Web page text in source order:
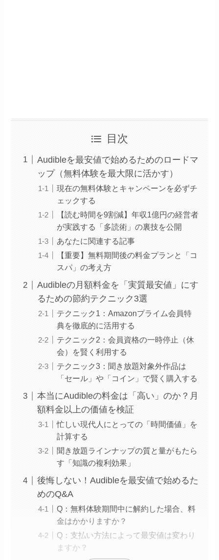
目次
Audibleを最安値で始めるためのロードマ
ップ（無料体験を最大限に活かす）
現在の無料体験とキャンペーンを必ずチ
ェックする
【読む時間を9割減】年収1億円の経営者
が実践する「多読術」の裏技を公開
あなたに関連する記事
【重要】無料期間後の料金プランと「コ
スパ」の考え方
Audibleの月額料金を「実質最安値」にす
るための節約テクニック3選
テクニック1：Amazonプライム会員特
典を徹底的に活用する
テクニック2：会員資格の一時停止（休
会）を賢く利用する
テクニック3：聞き放題対象外作品は
「セール」や「コイン」で賢く購入する
本当にAudibleの料金は「高い」のか？月
額料金以上の価値を検証
忙しい現代人にとっての「時間価値」を
計算する
聞き放題ラインナップの質と量がもたら
す「知識の複利効果」
後悔しない！Audibleを最安値で始めるた
めのQ&A
Q：無料体験期間中に解約した場合、料
金はかかりますか？
Q：支払い方法によって最安値は変わり
ますか？